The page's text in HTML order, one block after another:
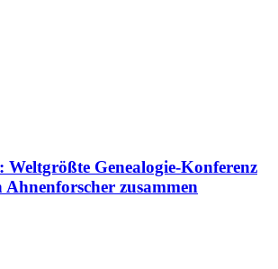
Weltgrößte Genealogie-Konferenz
zusammen